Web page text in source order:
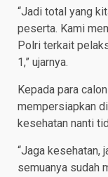
“Jadi total yang
peserta. Kami
Polri terkait
1,” ujarnya.
Kepada para
mempersiapkan
kesehatan nanti
“Jaga kesehatan,
semuanya sudah